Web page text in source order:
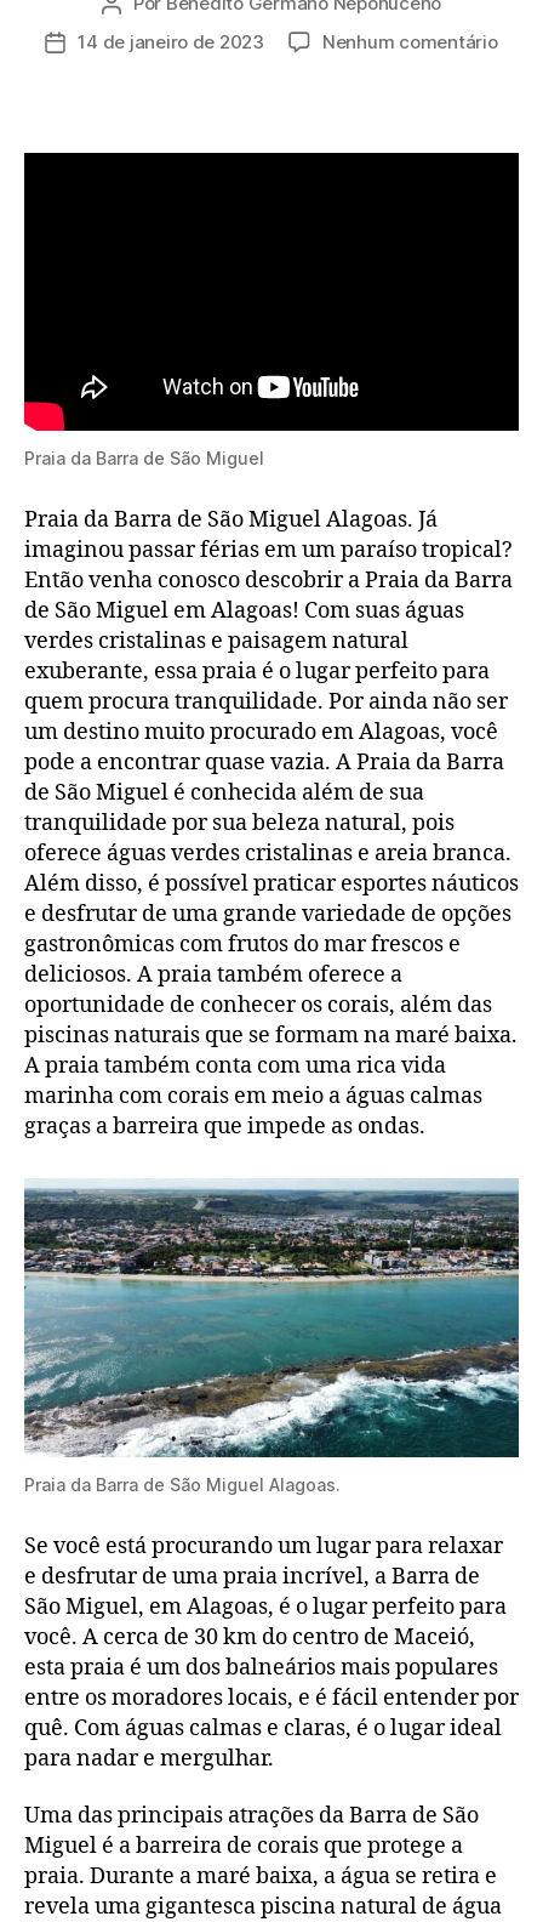
do
post
Data14 de janeiro de 2023 Nenhum comentárioem
Praia da Barra de São Miguel
Praia da Barra de São Miguel Alagoas. Já
imaginou passar férias em um paraíso tropical?
Então venha conosco descobrir a Praia da Barra
de São Miguel em Alagoas! Com suas águas
verdes cristalinas e paisagem natural
exuberante, essa praia é o lugar perfeito para
quem procura tranquilidade. Por ainda não ser
um destino muito procurado em Alagoas, você
pode a encontrar quase vazia. A Praia da Barra
de São Miguel é conhecida além de sua
tranquilidade por sua beleza natural, pois
oferece águas verdes cristalinas e areia branca.
Além disso, é possível praticar esportes náuticos
e desfrutar de uma grande variedade de opções
gastronômicas com frutos do mar frescos e
deliciosos. A praia também oferece a
oportunidade de conhecer os corais, além das
piscinas naturais que se formam na maré baixa.
A praia também conta com uma rica vida
marinha com corais em meio a águas calmas
graças a barreira que impede as ondas.
Praia da Barra de São Miguel Alagoas.
Se você está procurando um lugar para relaxar
e desfrutar de uma praia incrível, a Barra de
São Miguel, em Alagoas, é o lugar perfeito para
você. A cerca de 30 km do centro de Maceió,
esta praia é um dos balneários mais populares
entre os moradores locais, e é fácil entender por
quê. Com águas calmas e claras, é o lugar ideal
para nadar e mergulhar.
Uma das principais atrações da Barra de São
Miguel é a barreira de corais que protege a
praia. Durante a maré baixa, a água se retira e
revela uma gigantesca piscina natural de água